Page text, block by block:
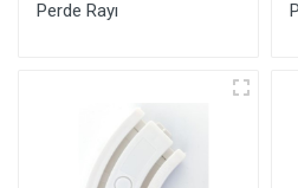
Perde Rayı